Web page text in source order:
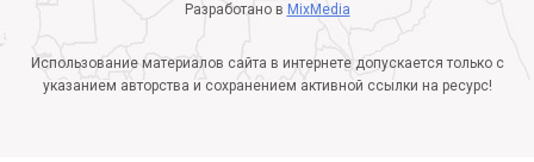
Разработано в MixMedia
Использование материалов сайта в интернете допускается только с
указанием авторства и сохранением активной ссылки на ресурс!